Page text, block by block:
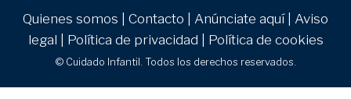
Quienes somos Contacto Anúnciate aquí| Aviso
legal
Política de privacidad Política de cookies
© Cuidado Infantil. Todos los derechos reservados.